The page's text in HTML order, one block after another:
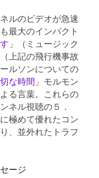
ルのビデオが急速
最大のインパクト
」（ミュージック
（上記の飛行機事故
ルソンについての
な時間 」モルモン
る言葉。これらの
ネル視聴の５．
極めて優れたコン
、並外れたトラフ
ージ